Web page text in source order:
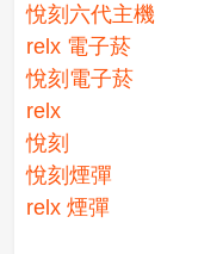
悅刻六代主機
relx 電子菸
悅刻電子菸
relx
悅刻
悅刻煙彈
relx 煙彈